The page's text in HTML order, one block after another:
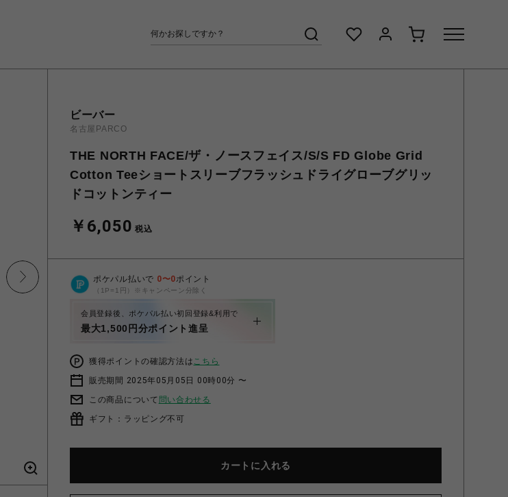
ビーバー
名古屋PARCO
THE NORTH FACE/ザ・ノースフェイス/S/S FD Globe Grid
Cotton Teeショートスリーブフラッシュドライグローブグリッ
ドコットンティー
￥6,050 税込
ポケパル払いで 0〜0ポイント
（1P=1円）※キャンペーン分除く
会員登録後、ポケパル払い初回登録&利用で
最大1,500円分ポイント進呈
獲得ポイントの確認方法はこちら
販売期間 2025年05月05日 00時00分 〜
この商品について 問い合わせる
ギフト：ラッピング不可
カートに入れる